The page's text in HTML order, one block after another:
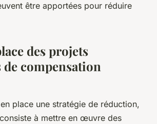
être apportées pour réduire
des projets
compensation
place une stratégie de réduction,
consiste à mettre en œuvre des